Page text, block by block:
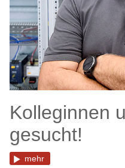
Kolleginnen
gesucht!
mehr